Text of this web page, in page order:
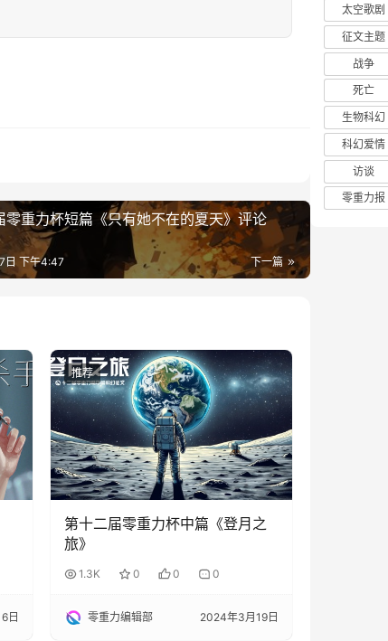
零重力杯短篇《只有她不在的夏天》评论
下一篇
日 下午4:47
日
推荐
第十二届零重力杯中篇《登月之
旅》
1.3K 0 0 0
零重力编辑部 2024年3月19日
太空歌剧
征文主题
战争
死亡
生物科幻
科幻爱情
访谈
零重力报